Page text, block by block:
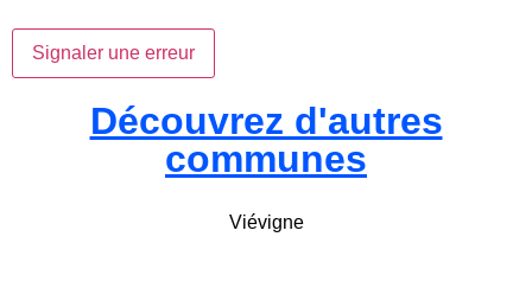
Signaler une erreur
Découvrez d'autres
communes
Viévigne